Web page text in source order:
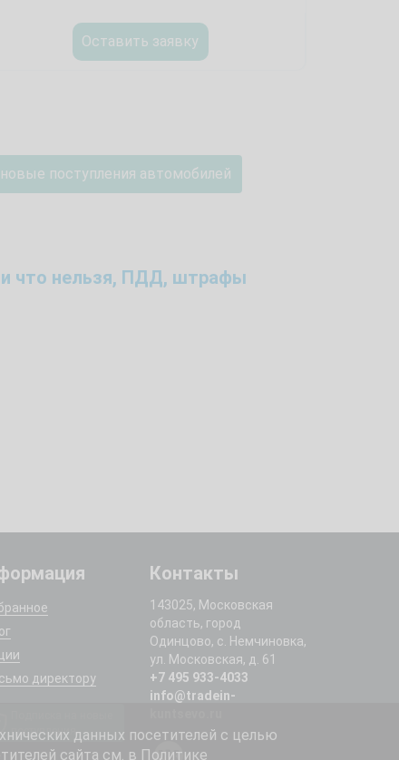
Оставить заявку
поступления автомобилей
что нельзя, ПДД, штрафы
директору
поступления
Контакты
143025, Московская
область, город
Одинцово, с. Немчиновка,
ул. Московская, д. 61
+7 495 933-4033
info@tradein-
данных посетителей с целью
сайта см. в Политике